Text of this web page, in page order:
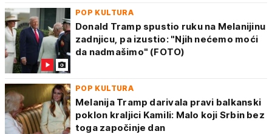
POP KULTURA
Donald Tramp spustio ruku na Melanijinu
zadnjicu, pa izustio: "Njih nećemo moći
da nadmašimo" (FOTO)
POP KULTURA
Melanija Tramp darivala pravi balkanski
poklon kraljici Kamili: Malo koji Srbin bez
toga započinje dan